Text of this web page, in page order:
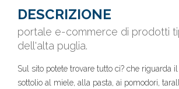
DESCRIZIONE
portale e-commerce di prodotti
dell'alta puglia.
Sul sito potete trovare tutto ci? che riguarda
sottolio al miele, alla pasta, ai pomodori,